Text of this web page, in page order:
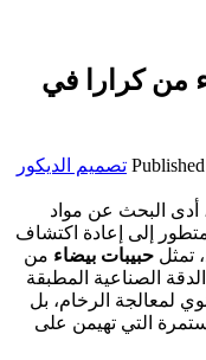
من كرارا في
تصميم الديكور
المشهد المعماري المعاصر لعام 2026، أدى البحث عن مواد
إلى إعادة اكتشاف
تمثل حبيبات بيضاء من
الصناعية المطبقة
لمعالجة الرخام، بل
التي تهيمن على